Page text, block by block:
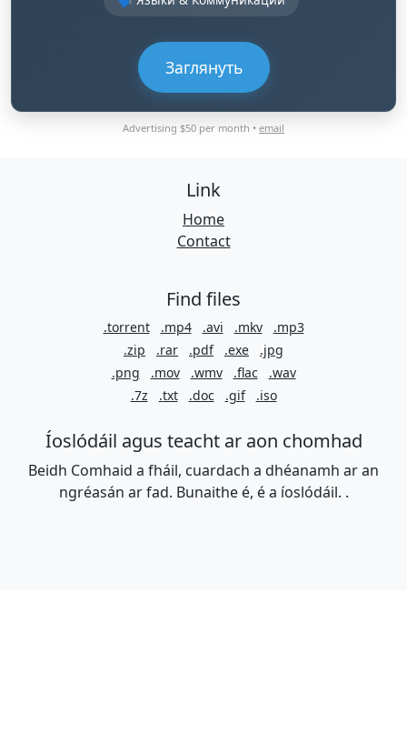
Заглянуть
Advertising $50 per month • email
Link
Home
Contact
Find files
.torrent .mp4 .avi .mkv
.mp3
.zip
.rar .pdf .exe
.jpg
.png
.mov .wmv .flac
.wav
.7z
.txt .doc .gif .iso
Íoslódáil agus teacht ar aon chomhad
Beidh Comhaid a fháil, cuardach a dhéanamh ar an
ngréasán ar fad. Bunaithe é, é a íoslódáil. .